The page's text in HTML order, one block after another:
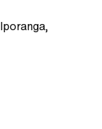
Iporanga,